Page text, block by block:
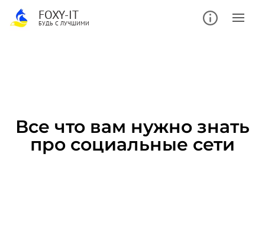
FOXY-IT
БУДЬ С ЛУЧШИМИ
Все что вам нужно знать
про социальные сети